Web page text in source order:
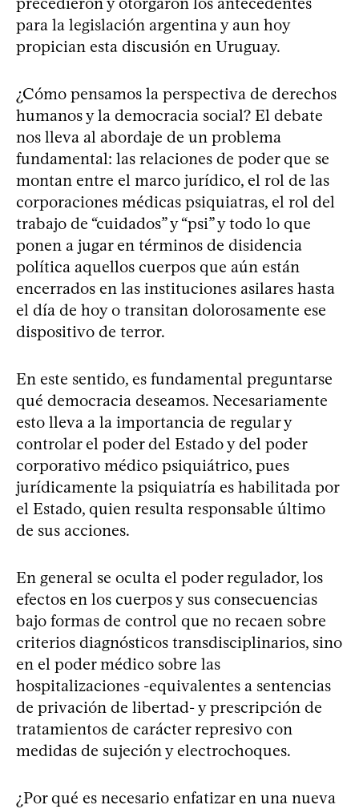
para la legislación argentina y aun hoy
propician esta discusión en Uruguay.
¿Cómo pensamos la perspectiva de derechos
humanos y la democracia social? El debate
nos lleva al abordaje de un problema
fundamental: las relaciones de poder que se
montan entre el marco jurídico, el rol de las
corporaciones médicas psiquiatras, el rol del
trabajo de “cuidados” y “psi” y todo lo que
ponen a jugar en términos de disidencia
política aquellos cuerpos que aún están
encerrados en las instituciones asilares hasta
el día de hoy o transitan dolorosamente ese
dispositivo de terror.
En este sentido, es fundamental preguntarse
qué democracia deseamos. Necesariamente
esto lleva a la importancia de regular y
controlar el poder del Estado y del poder
corporativo médico psiquiátrico, pues
jurídicamente la psiquiatría es habilitada por
el Estado, quien resulta responsable último
de sus acciones.
En general se oculta el poder regulador, los
efectos en los cuerpos y sus consecuencias
bajo formas de control que no recaen sobre
criterios diagnósticos transdisciplinarios, sino
en el poder médico sobre las
hospitalizaciones -equivalentes a sentencias
de privación de libertad- y prescripción de
tratamientos de carácter represivo con
medidas de sujeción y electrochoques.
¿Por qué es necesario enfatizar en una nueva